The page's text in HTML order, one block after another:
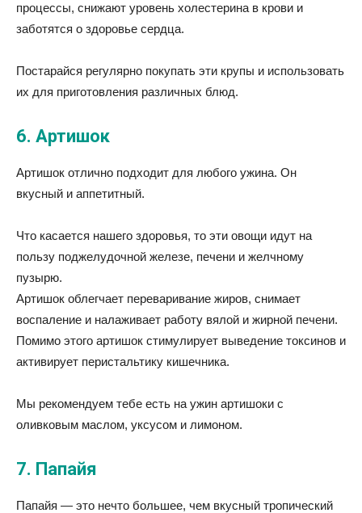
процессы, снижают уровень холестерина в крови и
заботятся о здоровье сердца.
Постарайся регулярно покупать эти крупы и использовать
их для приготовления различных блюд.
6. Артишок
Артишок отлично подходит для любого ужина. Он
вкусный и аппетитный.
Что касается нашего здоровья, то эти овощи идут на
пользу поджелудочной железе, печени и желчному
пузырю.
Артишок облегчает переваривание жиров, снимает
воспаление и налаживает работу вялой и жирной печени.
Помимо этого артишок стимулирует выведение токсинов и
активирует перистальтику кишечника.
Мы рекомендуем тебе есть на ужин артишоки с
оливковым маслом, уксусом и лимоном.
7. Папайя
Папайя — это нечто большее, чем вкусный тропический